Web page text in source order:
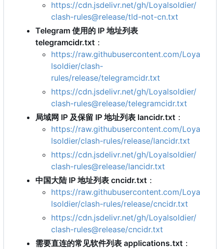
https://cdn.jsdelivr.net/gh/Loyalsoldier/
clash-rules@release/tld-not-cn.txt
Telegram 使用的 IP 地址列表
telegramcidr.txt ：
https://raw.githubusercontent.com/Loya
lsoldier/clash-
rules/release/telegramcidr.txt
https://cdn.jsdelivr.net/gh/Loyalsoldier/
clash-rules@release/telegramcidr.txt
局域网 IP 及保留 IP 地址列表 lancidr.txt ：
https://raw.githubusercontent.com/Loya
lsoldier/clash-rules/release/lancidr.txt
https://cdn.jsdelivr.net/gh/Loyalsoldier/
clash-rules@release/lancidr.txt
中国大陆 IP 地址列表 cncidr.txt ：
https://raw.githubusercontent.com/Loya
lsoldier/clash-rules/release/cncidr.txt
https://cdn.jsdelivr.net/gh/Loyalsoldier/
clash-rules@release/cncidr.txt
需要直连的常见软件列表 applications.txt ：